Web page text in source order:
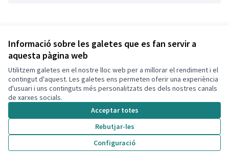
Informació sobre les galetes que es fan servir a
aquesta pàgina web
Utilitzem galetes en el nostre lloc web per a millorar el rendiment i el
contingut d'aquest. Les galetes ens permeten oferir una experiència
d'usuari i uns continguts més personalitzats des dels nostres canals
de xarxes socials.
Acceptar totes
Rebutjar-les
Configuració
Versió 1(de 1) veure altres versions
Termes i condicions d'ús
Configuració de les galetes
Decidim Calafell a X
(Enllaç extern)
Decidim Calafell a Facebook
Decidim Calafell a YouTube
Decidim Calafell a GitHub
(Enllaç extern)
Web creada ambprogramari lliure .
Amb
(Enllaç